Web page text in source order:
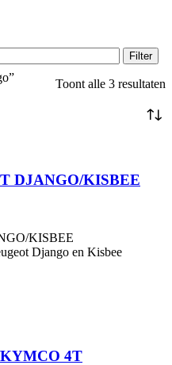
Filter
Toont alle 3 resultaten
DJANGO/KISBEE
KISBEE
Django en Kisbee
4T